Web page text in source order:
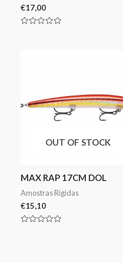
€17,00
OUT OF STOCK
MAX RAP 17CM DOL
Amostras Rigidas
€15,10